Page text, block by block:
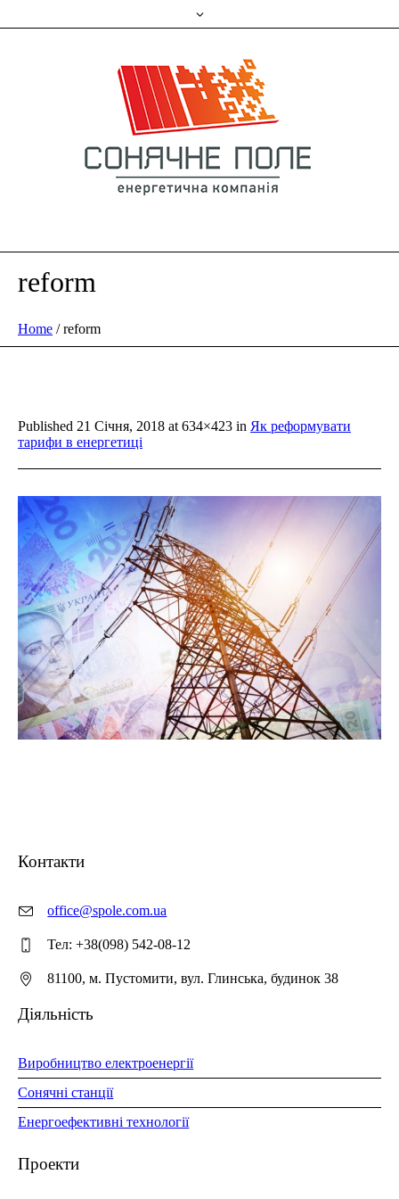
reform
Home /reform
Published 21 Січня, 2018 at 634×423 in Як реформувати
тарифи в енергетиці
Контакти
office@spole.com.ua
Тел: +38(098) 542-08-12
81100, м. Пустомити, вул. Глинська, будинок 38
Діяльність
Виробництво електроенергії
Сонячні станції
Енергоефективні технології
Проекти